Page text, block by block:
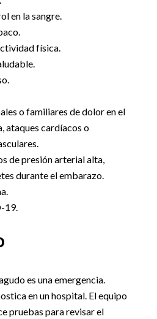
en la sangre.
física.
o familiares de dolor en el
ataques cardíacos o
de presión arterial alta,
durante el embarazo.
19.
es una emergencia.
en un hospital. El equipo
pruebas para revisar el